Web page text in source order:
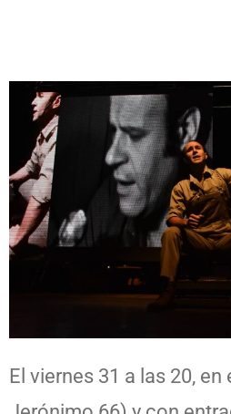
El viernes 31 a las 20, en